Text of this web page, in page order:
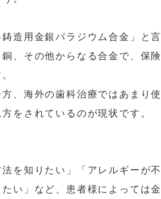
造用金銀パラジウム合金」と言
、その他からなる合金で、保険
、海外の歯科治療ではあまり使
をされているのが現状です。
を知りたい」「アレルギーが不
い」など、患者様によっては金